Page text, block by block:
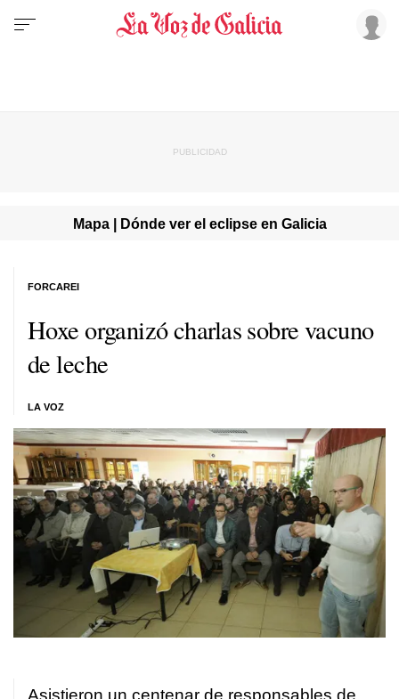
Mapa | Dónde ver el eclipse en Galicia
Hoxe organizó charlas sobre vacuno
de leche
LA VOZ
FORCAREI
Asistieron un centenar de responsables de